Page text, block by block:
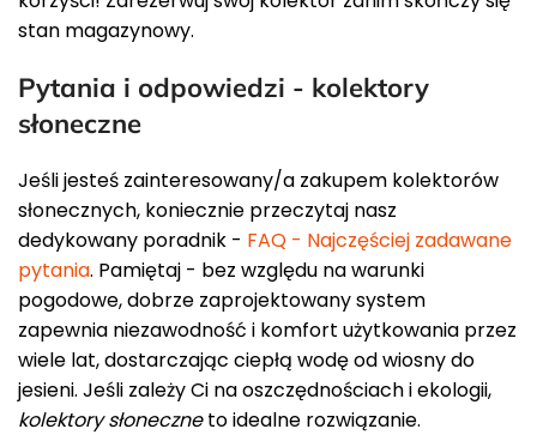
stan magazynowy.
Pytania i odpowiedzi - kolektory
słoneczne
Jeśli jesteś zainteresowany/a zakupem kolektorów
słonecznych, koniecznie przeczytaj nasz
dedykowany poradnik - FAQ - Najczęściej zadawane
pytania. Pamiętaj - bez względu na warunki
pogodowe, dobrze zaprojektowany system
zapewnia niezawodność i komfort użytkowania przez
wiele lat, dostarczając ciepłą wodę od wiosny do
jesieni. Jeśli zależy Ci na oszczędnościach i ekologii,
kolektory słoneczneto idealne rozwiązanie.